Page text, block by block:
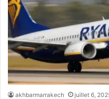
akhbarmarrakech juillet 6,